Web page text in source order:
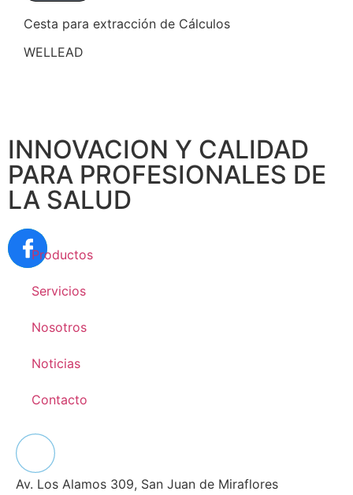
Cesta para extracción de Cálculos
WELLEAD
INNOVACION Y CALIDAD
PARA PROFESIONALES DE
LA SALUD
Productos
Servicios
Nosotros
Noticias
Contacto
Av. Los Alamos 309, San Juan de Miraflores